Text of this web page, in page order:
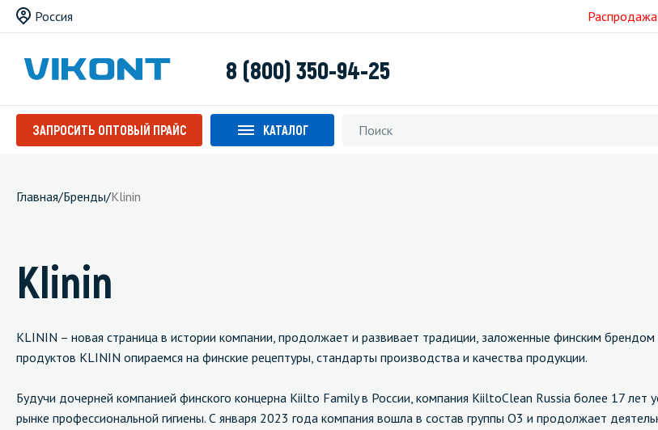
Россия Распродажа
8 (800) 350-94-25
ЗАПРОСИТЬ ОПТОВЫЙ ПРАЙС КАТАЛОГ
Главная/Бренды/Klinin
Klinin
KLININ – новая страница в истории компании, продолжает и развивает традиции, заложенные финским
продуктов KLININ опираемся на финские рецептуры, стандарты производства и качества продукции.
Будучи дочерней компанией финского концерна Kiilto Family в России, компания KiiltoClean Russia более 17 лет
рынке профессиональной гигиены. С января 2023 года компания вошла в состав группы O3 и продолжает